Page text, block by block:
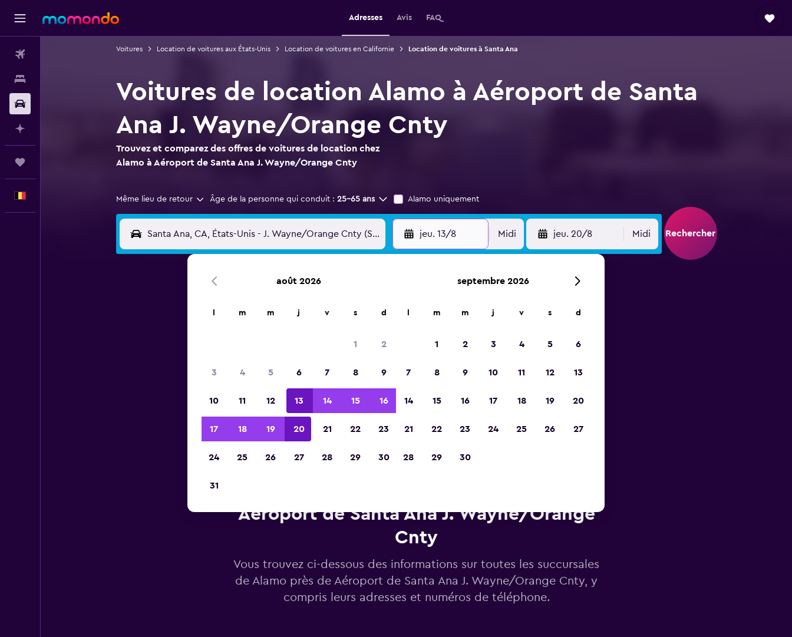
Adresses Avis FAQ
Voitures Location de voitures aux États-Unis Location de voitures en Californie Location de voitures à Santa Ana
Voitures de location Alamo à Aéroport de Santa
Ana J. Wayne/Orange Cnty
Trouvez et comparez des offres de voitures de location chez
Alamo à Aéroport de Santa Ana J. Wayne/Orange Cnty
Même lieu de retour Âge de la personne qui conduit : 25-65 ans Alamo uniquement
jeu. 13/8 Midi jeu. 20/8 Midi Rechercher
2023
Aéroport de Santa Ana J. Wayne/Orange
Cnty
Vous trouvez ci-dessous des informations sur toutes les succursales
de Alamo près de Aéroport de Santa Ana J. Wayne/Orange Cnty, y
compris leurs adresses et numéros de téléphone.
août 2026
m m j v s d
1 2
3 4 5 6 7 8 9
10 11 12 13 14 15 16
17 18 19 20 21 22 23
24 25 26 27 28 29 30
31
septembre 2026
m m j v s d
1 2 3 4 5 6
7 8 9 10 11 12 13
14 15 16 17 18 19 20
21 22 23 24 25 26 27
28 29 30